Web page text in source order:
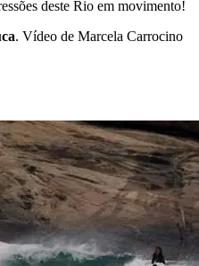
deste Rio em movimento!
. Vídeo de Marcela Carrocino